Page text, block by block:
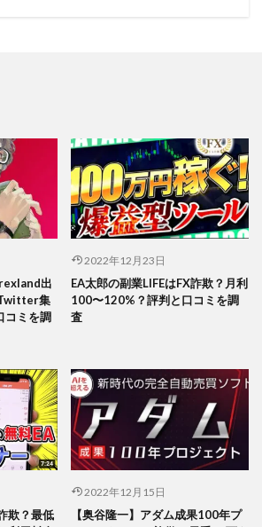
出
集
コミを調
2022年12月23日
EA太郎の副業LIFEはFX詐欺？月利
100〜120%？評判と口コミを調
査
欺？最低
2022年12月15日
【奥谷隆一】アダム成果100年プ